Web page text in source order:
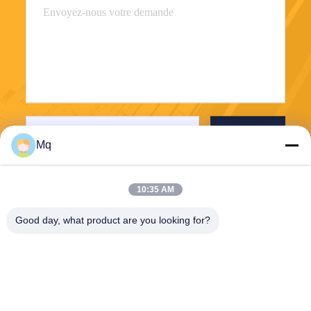
Mq
10:35 AM
Good day, what product are you looking for?